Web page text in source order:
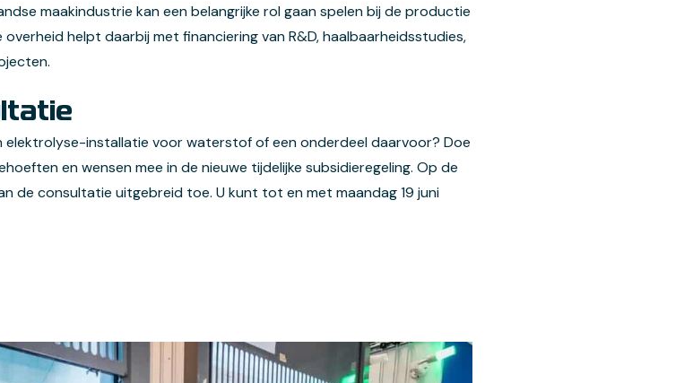
maakindustrie kan een belangrijke rol gaan spelen bij de productie
helpt daarbij met financiering van R&D, haalbaarheidsstudies,
elektrolyse-installatie voor waterstof of een onderdeel daarvoor? Doe
en wensen mee in de nieuwe tijdelijke subsidieregeling. Op de
de consultatie uitgebreid toe. U kunt tot en met maandag 19 juni